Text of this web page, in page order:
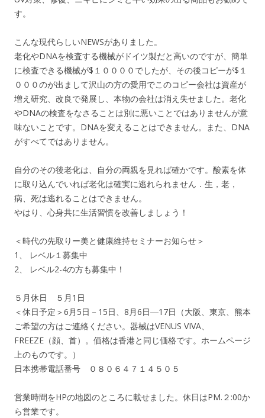
す。
こんな現代らしいNEWSがありました。
老化やDNAを検査する機械がドイツ製だと高いのですが、簡単
に検査できる機械が$１００００でしたが、その後コピーが$１
０００のが出まして沢山の方の愛用でこのコピー会社は資産が
増え研究、改良で発展し、本物の会社は消え失せました。老化
やDNAの検査をなさることは別に悪いことではありませんが意
味ないことです。DNAを変えることはできません。また、DNA
がすべてではありません。
自分のその後老化は、自分の両親を見れば確かです。酸素を体
に取り込んでいれば老化は確実に逃れられません．生，老，
病、死は逃れることはできません。
やはり、心身共に生活習慣を改善しましょう！
＜時代の先取りー美と健康維持セミナーお知らせ＞
1、 レベル１募集中
2、 レベル2-4の方も募集中！
５月休日 ５月1日
＜休日予定＞6月5日－15日、8月6日―17日（大阪、東京、熊本
ご希望の方はご連絡ください。器械はVENUS VIVA、
FREEZE（顔、首）。価格は香港と同じ価格です。ホームページ
上のものです。）
日本携帯電話番号 ０８０６４７１４５０５
営業時間をHPの地図のところに載せました。休日はPM.２:00か
ら営業です。